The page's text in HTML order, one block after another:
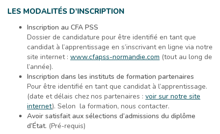
LES MODALITÉS D’INSCRIPTION
Inscription au CFA PSS
Dossier de candidature pour être identifié en tant que
candidat à l’apprentissage en s’inscrivant en ligne via notre
site internet : www.cfapss-normandie.com (tout au long de
l’année).
Inscription dans les instituts de formation partenaires
Pour être identifié en tant que candidat à l’apprentissage.
(date et délais chez nos partenaires : voir sur notre site
internet). Selon la formation, nous contacter.
Avoir satisfait aux sélections d’admissions du diplôme
d’État. (Pré-requis)